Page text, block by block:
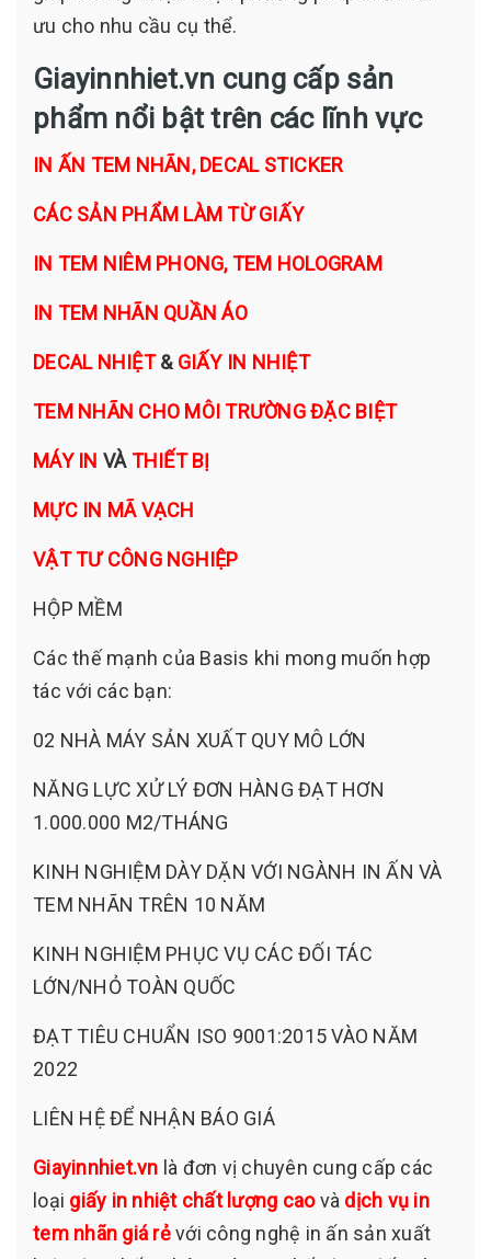
ưu cho nhu cầu cụ thể.
Giayinnhiet.vn cung cấp sản
phẩm nổi bật trên các lĩnh vực
IN ẤN TEM NHÃN, DECAL STICKER
CÁC SẢN PHẨM LÀM TỪ GIẤY
IN TEM NIÊM PHONG, TEM HOLOGRAM
IN TEM NHÃN QUẦN ÁO
DECAL NHIỆT&GIẤY IN NHIỆT
TEM NHÃN CHO MÔI TRƯỜNG ĐẶC BIỆT
MÁY IN VÀTHIẾT BỊ
MỰC IN MÃ VẠCH
VẬT TƯ CÔNG NGHIỆP
HỘP MỀM
Các thế mạnh của Basis khi mong muốn hợp
tác với các bạn:
02 NHÀ MÁY SẢN XUẤT QUY MÔ LỚN
NĂNG LỰC XỬ LÝ ĐƠN HÀNG ĐẠT HƠN
1.000.000 M2/THÁNG
KINH NGHIỆM DÀY DẶN VỚI NGÀNH IN ẤN VÀ
TEM NHÃN TRÊN 10 NĂM
KINH NGHIỆM PHỤC VỤ CÁC ĐỐI TÁC
LỚN/NHỎ TOÀN QUỐC
ĐẠT TIÊU CHUẨN ISO 9001:2015 VÀO NĂM
2022
LIÊN HỆ ĐỂ NHẬN BÁO GIÁ
Giayinnhiet.vn là đơn vị chuyên cung cấp các
loại giấy in nhiệt chất lượng caovà dịch vụ in
tem nhãn giá rẻvới công nghệ in ấn sản xuất